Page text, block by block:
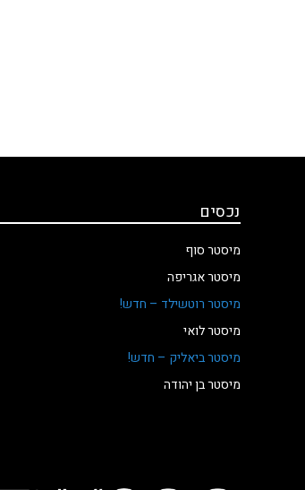
נכסים
מיסטר סוף
מיסטר אגריפה
מיסטר רוטשילד – חדש!
מיסטר לואי
מיסטר ביאליק – חדש!
מיסטר בן יהודה